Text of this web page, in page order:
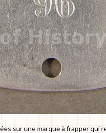
sur une marque à frapper qui